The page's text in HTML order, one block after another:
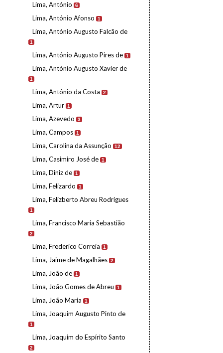
Lima, António 6
Lima, António Afonso 1
Lima, António Augusto Falcão de
1
Lima, António Augusto Pires de 1
Lima, António Augusto Xavier de
1
Lima, António da Costa 2
Lima, Artur 1
Lima, Azevedo 3
Lima, Campos 1
Lima, Carolina da Assunção 12
Lima, Casimiro José de 1
Lima, Diniz de 1
Lima, Felizardo 1
Lima, Felizberto Abreu Rodrigues
1
Lima, Francisco Maria Sebastião
2
Lima, Frederico Correia 1
Lima, Jaime de Magalhães 2
Lima, João de 1
Lima, João Gomes de Abreu 1
Lima, João Maria 1
Lima, Joaquim Augusto Pinto de
1
Lima, Joaquim do Espírito Santo
2